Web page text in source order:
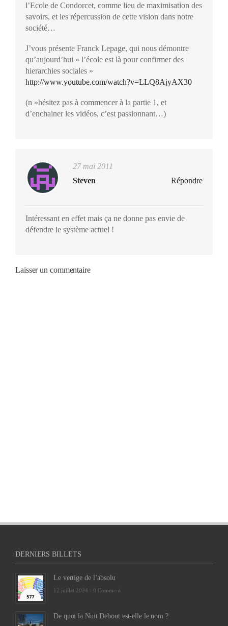
l’Ecole de Condorcet, comme lieu de maximisation des
savoirs, et les répercussion de cette vision dans notre
société…
J’vous présente Franck Lepage, qui nous démontre
qu’aujourd’hui « l’école est là pour confirmer des
hierarchies sociales »
http://www.youtube.com/watch?v=LLQ8AjyAX30
(n »hésitez pas à commencer à la partie 1, et
d’enchainer les vidéos, c’est passionnant…)
27 mai 2011
Steven
Répondre
Intéressant en effet mais ça ne donne pas envie de
défendre le système actuel !
Laisser un commentaire
DERNIERS BILLETS
Le vertige de l’absolu
12 juillet 2024 - 0 Comment
De quoi la Nuit Debout est-elle le nom ?